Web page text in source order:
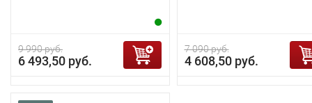
9 990 руб.
6 493,50 руб.
7 090 руб.
4 608,50 руб.